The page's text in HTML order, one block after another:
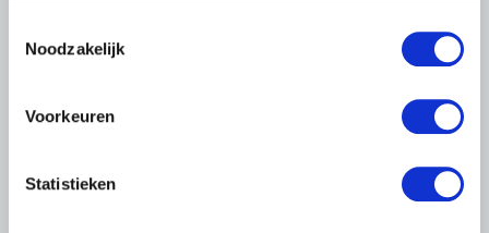
Noodzakelijk
Voorkeuren
Statistieken
Lees meer